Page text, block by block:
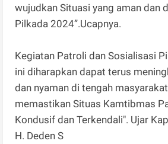
wujudkan Situasi yang aman dan
Pilkada 2024”.Ucapnya.
Kegiatan Patroli dan Sosialisasi
ini diharapkan dapat terus
dan nyaman di tengah
memastikan Situas Kamtibmas
Kondusif dan Terkendali". Ujar
H. Deden S